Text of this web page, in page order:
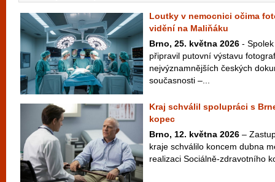
Loutky v nemocnici očima
vidění na Maliňáku
Brno, 25. května 2026 -
připravil putovní výstavu
nejvýznamnějších českých
současnosti –...
Kraj schválil spolupráci s
kopec
Brno, 12. května 2026 –
kraje schválilo koncem dubna
realizaci Sociálně-zdravotního